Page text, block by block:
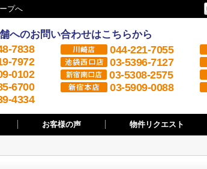
プへ
へのお問い合わせはこちらから
7838
7972
0102
6700
4334
044-221-7055
03-5396-7127
03-5308-2575
03-5909-0088
お客様の声 物件リクエスト